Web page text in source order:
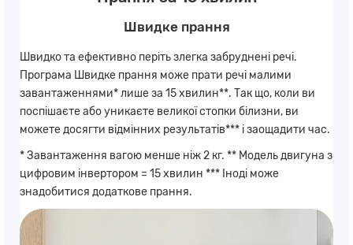
Швидке прання
Швидко та ефективно періть злегка забруднені речі.
Програма Швидке прання може прати речі малими
завантаженнями* лише за 15 хвилин**. Так що, коли ви
поспішаєте або уникаєте великої стопки білизни, ви
можете досягти відмінних результатів*** і заощадити час.
* Завантаження вагою менше ніж 2 кг. ** Модель двигуна з
цифровим інвертором = 15 хвилин *** Іноді може
знадобитися додаткове прання.